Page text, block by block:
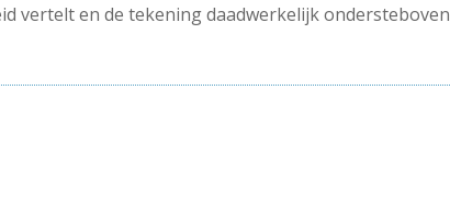
vertelt en de tekening daadwerkelijk ondersteboven